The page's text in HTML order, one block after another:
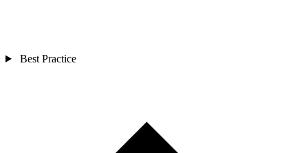
Best Practice